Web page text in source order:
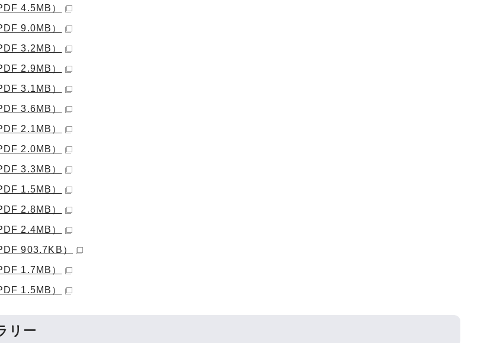
4.5MB）
9.0MB）
3.2MB）
2.9MB）
3.1MB）
3.6MB）
2.1MB）
2.0MB）
3.3MB）
1.5MB）
2.8MB）
2.4MB）
903.7KB）
1.7MB）
1.5MB）
リー